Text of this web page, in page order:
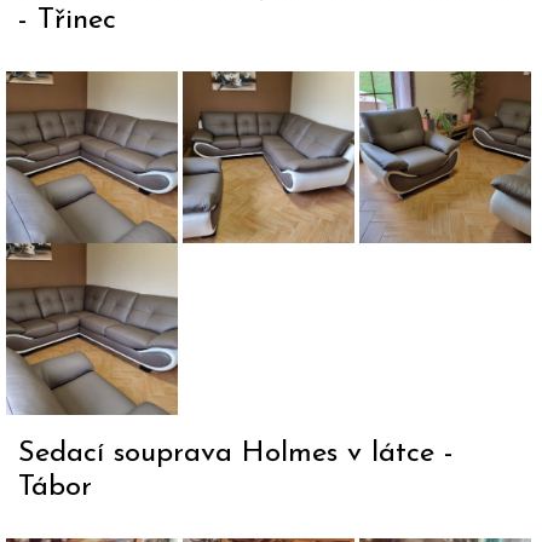
i další
odstíny
moření.
- Třinec
Rohová
sedací
souprava
New Zealand
v
dvojbarevném
provedení.
Boční pohled
na rohovou
sedací
soupravu
Křeslo
New
Zealand
ve dvou
Celkový
pohled
na
rohovou
sedačku
New
Sedací souprava Holmes v látce -
Tábor